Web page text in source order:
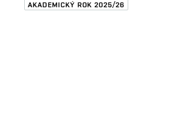
AKADEMICKÝ ROK 2025/26